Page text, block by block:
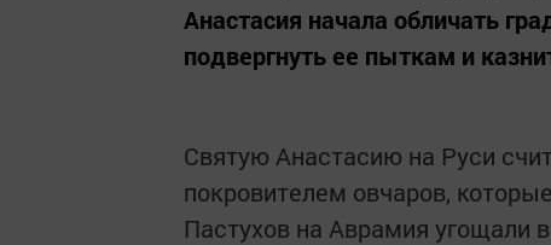
Анастасия начала обличать
подвергнуть ее пыткам и
Святую Анастасию на Руси
покровителем овчаров,
Пастухов на Аврамия угощали